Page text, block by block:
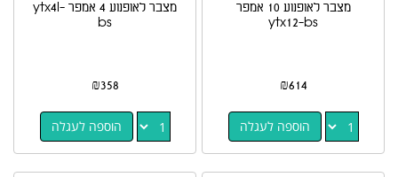
מצבר לאופנוע 10 אמפר
ytx12-bs
₪614
הוספה לעגלה
מצבר לאופנוע 4 אמפר ytx4l-
bs
₪358
הוספה לעגלה